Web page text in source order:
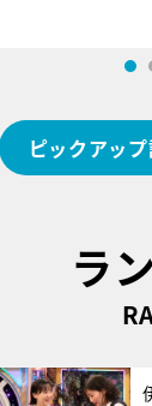
ピックアッ
ラ